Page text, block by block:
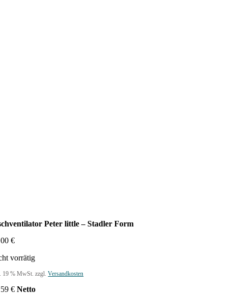
Peter little – Stadler Form
€
vorrätig
19 % MwSt. zzgl.Versandkosten
€ Netto